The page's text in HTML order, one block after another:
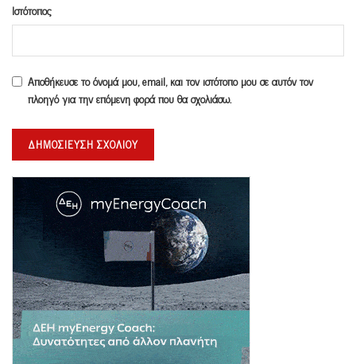
Ιστότοπος
Αποθήκευσε το όνομά μου, email, και τον ιστότοπο μου σε αυτόν τον
πλοηγό για την επόμενη φορά που θα σχολιάσω.